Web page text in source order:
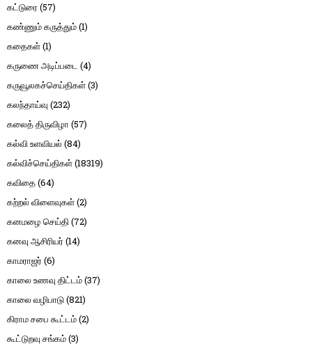
கட்டுரை (57)
கண்ணும் கருத்தும்(1)
கதைகள்(1)
கருணை அடிப்படை (4)
கருவூலகச்செய்திகள்(3)
கலந்தாய்வு (232)
கலைத் திருவிழா (57)
கல்வி உளவியல் (84)
கல்விச்செய்திகள்(18319)
கவிதை(64)
கற்றல் விளைவுகள்(2)
கனமழை செய்தி(72)
கனவு ஆசிரியர் (14)
காமராஜர் (6)
காலை உணவு திட்டம்(37)
காலை வழிபாடு(821)
கிராம சபை கூட்டம்(2)
கூட்டுறவு சங்கம்(3)